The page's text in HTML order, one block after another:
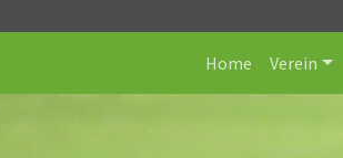
Home Verein